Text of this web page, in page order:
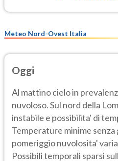
Meteo Nord-Ovest Italia
Oggi
Al mattino cielo in
nuvoloso. Sul nord della
instabile e possibilita' di
Temperature minime
pomeriggio nuvolosita'
Possibili temporali sparsi